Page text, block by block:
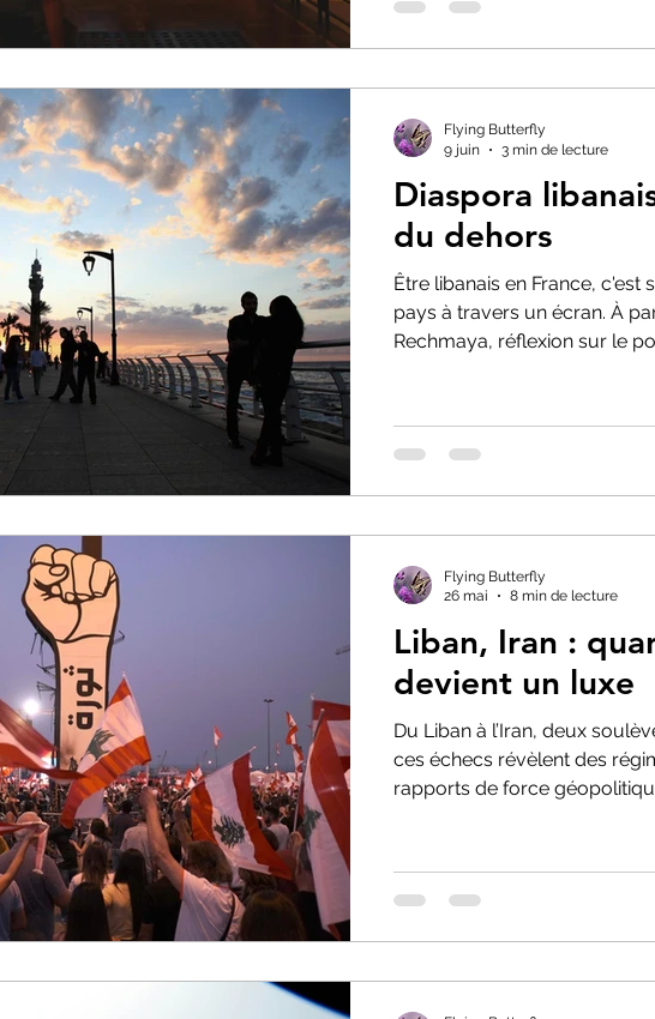
Diaspora
du dehors
Être libanais en France, c'est
pays à travers un écran. À
Rechmaya, réflexion sur le
Flying Butterfly
9 juin
3 min de lecture
Liban, Iran :
devient un luxe
Du Liban à l’Iran, deux
ces échecs révèlent des
rapports de force
Flying Butterfly
26 mai
8 min de lecture